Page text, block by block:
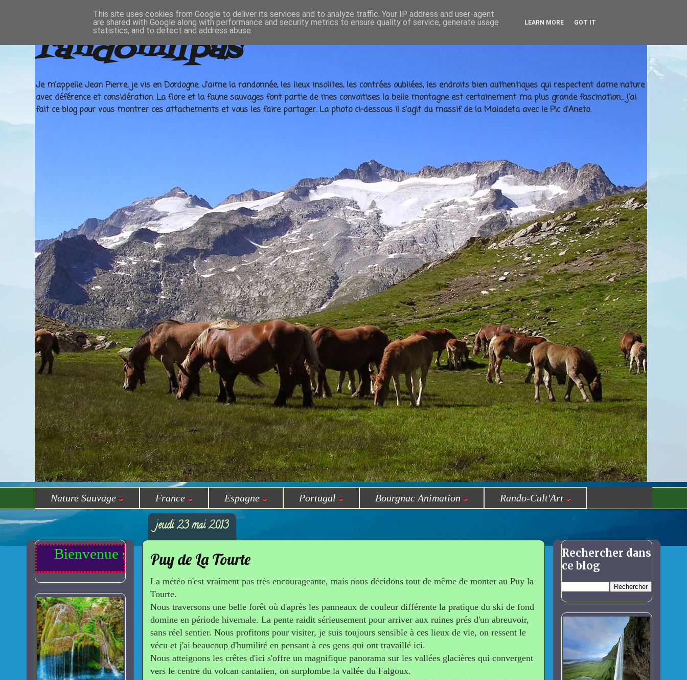
randomilpas
Je m'appelle Jean Pierre, je vis en Dordogne. J'aime la randonnée, les lieux insolites, les contrées oubliées, les endroits bien authentiques qui respectent dame nature
avec déférence et considération. La flore et la faune sauvages font partie de mes convoitises la belle montagne est certainement ma plus grande fascination... j'ai
fait ce blog pour vous montrer ces attachements et vous les faire partager. La photo ci-dessous il s'agit du massif de la Maladeta avec le Pic d'Aneto.
Nature Sauvage France Espagne Portugal Bourgnac Animation Rando-Cult'Art
jeudi 23 mai 2013
Puy de La Tourte
La météo n'est vraiment pas très encourageante, mais nous décidons tout de même de monter au Puy la
Tourte.
Nous traversons une belle forêt où d'après les panneaux de couleur différente la pratique du ski de fond
domine en période hivernale. La pente raidit sérieusement pour arriver aux ruines prés d'un abreuvoir,
sans réel sentier. Nous profitons pour visiter, je suis toujours sensible à ces lieux de vie, on ressent le
vécu et j'ai beaucoup d'humilité en pensant à ces gens qui ont travaillé ici.
Nous atteignons les crêtes d'ici s'offre un magnifique panorama sur les vallées glacières qui convergent
vers le centre du volcan cantalien, on surplombe la vallée du Falgoux.
Bienvenue sur Randomilpas
Rechercher dans
ce blog
This site uses cookies from Google to deliver its services and to analyze traffic. Your IP address and user-agent
are shared with Google along with performance and security metrics to ensure quality of service, generate usage
statistics, and to detect and address abuse.
LEARN MORE GOT IT